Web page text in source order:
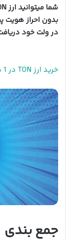
بدون احراز هویت
در ولت خود
خرید ارز TON در 1 دقیقه!
جمع بندی